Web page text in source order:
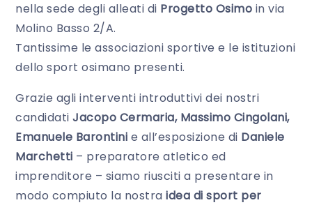
nella sede degli alleati di Progetto Osimo in via
Molino Basso 2/A.
Tantissime le associazioni sportive e le istituzioni
dello sport osimano presenti.
Grazie agli interventi introduttivi dei nostri
candidati Jacopo Cermaria, Massimo Cingolani,
Emanuele Barontini e all’esposizione di Daniele
Marchetti – preparatore atletico ed
imprenditore – siamo riusciti a presentare in
modo compiuto la nostra idea di sport per